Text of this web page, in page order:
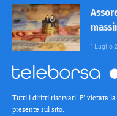
1 Luglio
Tutti i diritti riservati. E’ vietata
presente sul sito.